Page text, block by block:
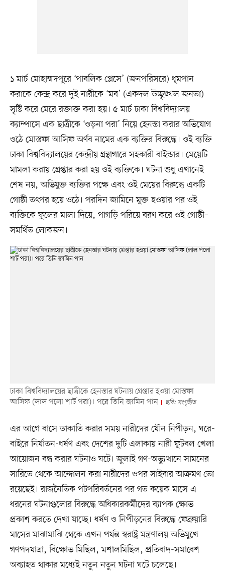
১ মার্চ মোহাম্মদপুরে ‘পাবলিক প্লেসে’ (জনপরিসরে) ধূমপান
করাকে কেন্দ্র করে দুই নারীকে ‘মব’ (একদল উচ্ছৃঙ্খল জনতা)
সৃষ্টি করে মেরে রক্তাক্ত করা হয়। ৫ মার্চ ঢাকা বিশ্ববিদ্যালয়
ক্যাম্পাসে এক ছাত্রীকে ‘ওড়না পরা’ নিয়ে হেনস্তা করার অভিযোগ
ওঠে মোস্তফা আসিফ অর্ণব নামের এক ব্যক্তির বিরুদ্ধে। ওই ব্যক্তি
ঢাকা বিশ্ববিদ্যালয়ের কেন্দ্রীয় গ্রন্থাগারে সহকারী বাইন্ডার। মেয়েটি
মামলা করায় গ্রেপ্তার করা হয় ওই ব্যক্তিকে। ঘটনা শুধু এখানেই
শেষ নয়, অভিযুক্ত ব্যক্তির পক্ষে এবং ওই মেয়ের বিরুদ্ধে একটি
গোষ্ঠী তৎপর হয়ে ওঠে। পরদিন জামিনে মুক্ত হওয়ার পর ওই
ব্যক্তিকে ফুলের মালা দিয়ে, পাগড়ি পরিয়ে বরণ করে ওই গোষ্ঠী–
সমর্থিত লোকজন।
ঢাকা বিশ্ববিদ্যালয়ের ছাত্রীকে হেনস্তার ঘটনায় গ্রেপ্তার হওয়া মোস্তফা
আসিফ (লাল পলো শার্ট পরা)। পরে তিনি জামিন পান
ছবি: সংগৃহীত
এর আগে বাসে ডাকাতি করার সময় নারীদের যৌন নিপীড়ন, ঘরে-
বাইরে নির্যাতন-ধর্ষণ এবং দেশের দুটি এলাকায় নারী ফুটবল খেলা
আয়োজন বন্ধ করার ঘটনাও ঘটে। জুলাই গণ-অভ্যুত্থানে সামনের
সারিতে থেকে আন্দোলন করা নারীদের ওপর সাইবার আক্রমণ তো
রয়েছেই। রাজনৈতিক পটপরিবর্তনের পর গত কয়েক মাসে এ
ধরনের ঘটনাগুলোর বিরুদ্ধে অধিকারকর্মীদের ব্যাপক ক্ষোভ
প্রকাশ করতে দেখা যাচ্ছে। ধর্ষণ ও নিপীড়নের বিরুদ্ধে ফেব্রুয়ারি
মাসের মাঝামাঝি থেকে এখন পর্যন্ত স্বরাষ্ট্র মন্ত্রণালয় অভিমুখে
গণপদযাত্রা, বিক্ষোভ মিছিল, মশালমিছিল, প্রতিবাদ-সমাবেশ
অব্যাহত থাকার মধ্যেই নতুন নতুন ঘটনা ঘটে চলেছে।